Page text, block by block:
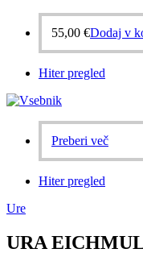
55,00 €Dodaj v
Hiter pregled
Preberi več
Hiter pregled
Ure
URA